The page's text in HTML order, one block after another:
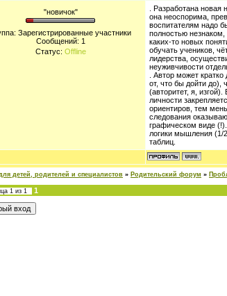
"новичок"
Зарегистрированные участники
Сообщений: 1
Статус: Offline
. Разработана
она неоспорима,
воспитателям надо
полностью
каких-то новых
обучать учеников,
лидерства,
неуживчивости
. Автор может
от, что бы дойти до),
(авторитет, я,
личности
ориентиров, тем
следования
графическом виде
логики мышления (1/
таблиц.
детей, родителей и специалистов » Родительский форум »
1 из 1
1